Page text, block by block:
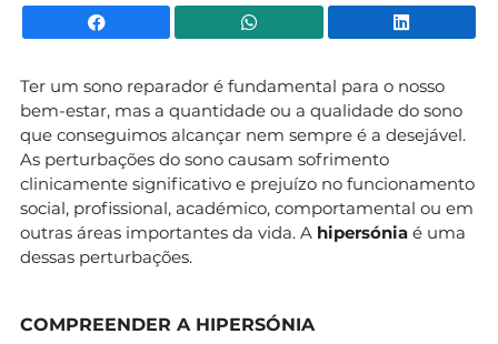
Facebook WhatsApp
Ter um sono reparador é fundamental para o nosso
bem-estar, mas a quantidade ou a qualidade do sono
que conseguimos alcançar nem sempre é a desejável.
As perturbações do sono causam sofrimento
clinicamente significativo e prejuízo no funcionamento
social, profissional, académico, comportamental ou em
outras áreas importantes da vida. A hipersónia é uma
dessas perturbações.
COMPREENDER A HIPERSÓNIA